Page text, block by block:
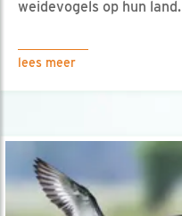
weidevogels op hun land.
lees meer